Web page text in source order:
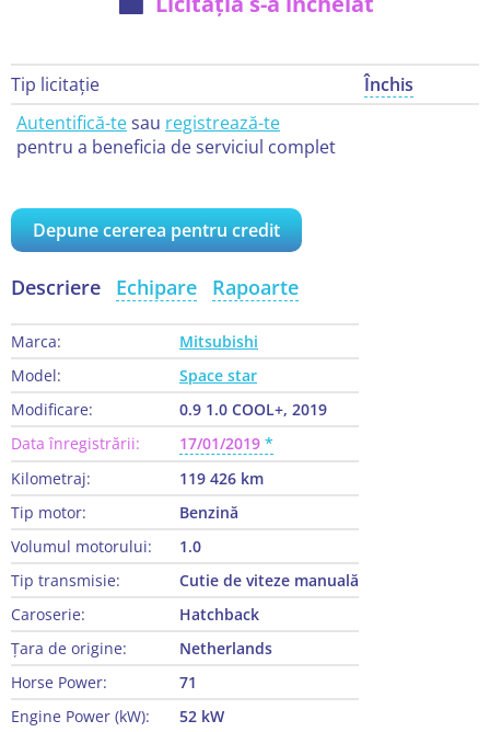
Tip licitație
Închis
Autentifică-tesau registrează-te
pentru a beneficia de serviciul complet
Depune cererea pentru credit
Descriere Echipare Rapoarte
Marca:
Mitsubishi
Model:
Space star
Modificare:
0.9 1.0 COOL+, 2019
Data înregistrării:
17/01/2019
Kilometraj:
119 426 km
Tip motor:
Benzină
Volumul motorului:
1.0
Tip transmisie:
Cutie de viteze manuală
Caroserie:
Hatchback
Țara de origine:
Netherlands
Horse Power:
71
Engine Power (kW):
52 kW